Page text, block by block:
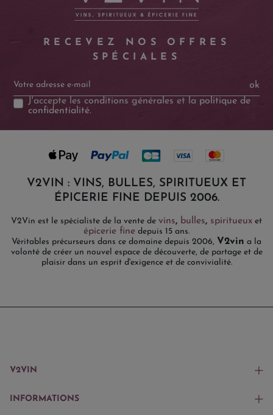
RECEVEZ NOS OFFRES
SPÉCIALES
ok
J'accepte lesconditions générales et la politique de
confidentialité.
V2VIN : VINS, BULLES, SPIRITUEUX ET
ÉPICERIE FINE DEPUIS 2006.
V2Vin est le spécialiste de la vente de vins, bulles, spiritueux et
épicerie fine depuis 15 ans.
Véritables précurseurs dans ce domaine depuis 2006, V2vin a la
volonté de créer un nouvel espace de découverte, de partage et de
plaisir dans un esprit d'exigence et de convivialité.
V2VIN
INFORMATIONS